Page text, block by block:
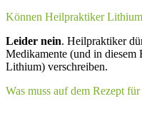
Können Heilpraktiker
Leider nein. Heilpraktiker
Medikamente (und in
Lithium) verschreiben.
Was muss auf dem Rezept